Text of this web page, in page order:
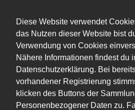
Diese Website verwendet
das Nutzen dieser Website bist
Verwendung von Cookies
Nähere Informationen findest du
Datenschutzerklärung. Bei
vorhandener Registrierung
klicken des Buttons der
Personenbezogener Daten zu.